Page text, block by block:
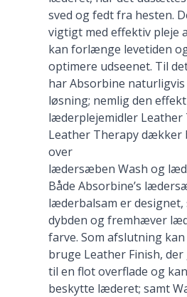
sved og fedt fra hesten.
vigtigt med effektiv pleje
kan forlænge levetiden
optimere udseenet. Til
har Absorbine naturligvis
løsning; nemlig den
læderplejemidler Leather
Leather Therapy dækker
over
lædersæben Wash og
Både Absorbine’s
læderbalsam er designet,
dybden og fremhæver
farve. Som afslutning
bruge Leather Finish,
til en flot overflade og
beskytte læderet; samt